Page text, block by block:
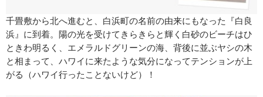
千畳敷から北へ進むと、白浜町の名前の由来にもなった『白良
浜』に到着。陽の光を受けてきらきらと輝く白砂のビーチはひ
ときわ明るく、エメラルドグリーンの海、背後に並ぶヤシの木
と相まって、ハワイに来たような気分になってテンションが上
がる（ハワイ行ったことないけど）！